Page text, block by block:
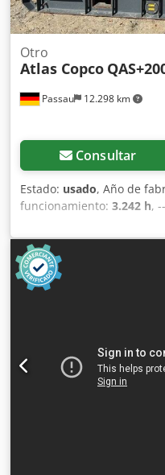
Passau 12.298 km
Otro
Atlas Copco
Consultar
Estado: usado, Año de
funcionamiento: 3.242 h,
Depósito de combustible:
funcionamiento: 3242 h,
Tomas de corriente: 125-
diferencial de tipo B